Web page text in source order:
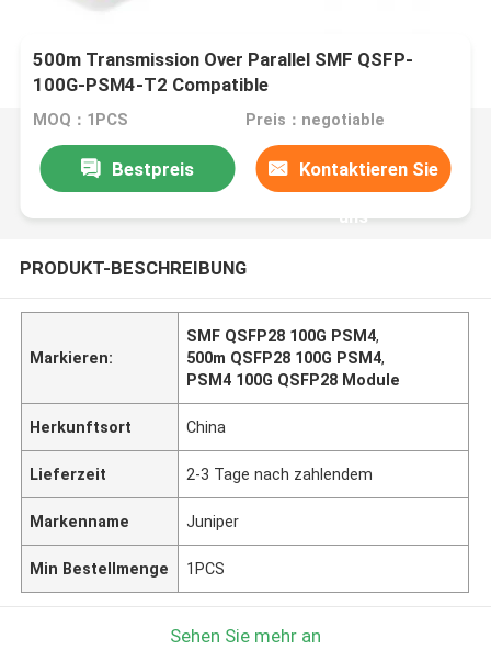
500m Transmission Over Parallel SMF QSFP-
100G-PSM4-T2 Compatible
MOQ：1PCS Preis：negotiable
Bestpreis Kontaktieren Sie
uns
PRODUKT-BESCHREIBUNG
Markieren:
SMF QSFP28 100G PSM4,
500m QSFP28 100G PSM4,
PSM4 100G QSFP28 Module
Herkunftsort China
Lieferzeit 2-3 Tage nach zahlendem
Markenname Juniper
Min Bestellmenge 1PCS
Sehen Sie mehr an